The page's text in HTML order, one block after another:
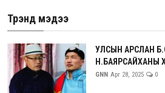
Трэнд мэдээ
УЛСЫН АРСЛАН
Н.БАЯРСАЙХАНЫ
GNN Apr 28, 2025 0